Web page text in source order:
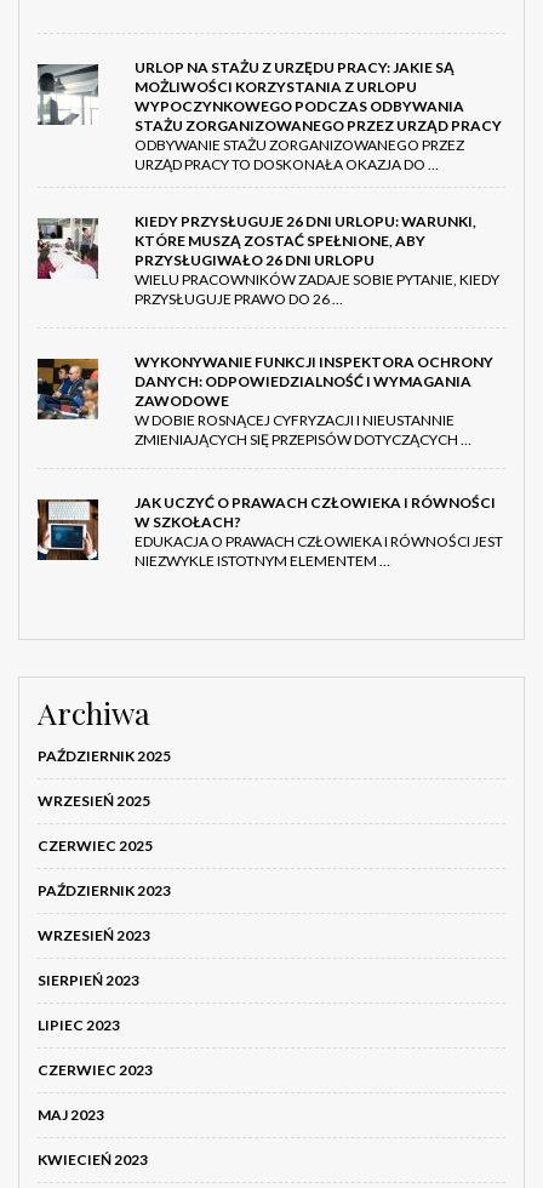
URLOP NA STAŻU Z URZĘDU PRACY: JAKIE SĄ
MOŻLIWOŚCI KORZYSTANIA Z URLOPU
WYPOCZYNKOWEGO PODCZAS ODBYWANIA
STAŻU ZORGANIZOWANEGO PRZEZ URZĄD PRACY
ODBYWANIE STAŻU ZORGANIZOWANEGO PRZEZ
URZĄD PRACY TO DOSKONAŁA OKAZJA DO …
KIEDY PRZYSŁUGUJE 26 DNI URLOPU: WARUNKI,
KTÓRE MUSZĄ ZOSTAĆ SPEŁNIONE, ABY
PRZYSŁUGIWAŁO 26 DNI URLOPU
WIELU PRACOWNIKÓW ZADAJE SOBIE PYTANIE, KIEDY
PRZYSŁUGUJE PRAWO DO 26 …
WYKONYWANIE FUNKCJI INSPEKTORA OCHRONY
DANYCH: ODPOWIEDZIALNOŚĆ I WYMAGANIA
ZAWODOWE
W DOBIE ROSNĄCEJ CYFRYZACJI I NIEUSTANNIE
ZMIENIAJĄCYCH SIĘ PRZEPISÓW DOTYCZĄCYCH …
JAK UCZYĆ O PRAWACH CZŁOWIEKA I RÓWNOŚCI
W SZKOŁACH?
EDUKACJA O PRAWACH CZŁOWIEKA I RÓWNOŚCI JEST
NIEZWYKLE ISTOTNYM ELEMENTEM …
Archiwa
PAŹDZIERNIK 2025
WRZESIEŃ 2025
CZERWIEC 2025
PAŹDZIERNIK 2023
WRZESIEŃ 2023
SIERPIEŃ 2023
LIPIEC 2023
CZERWIEC 2023
MAJ 2023
KWIECIEŃ 2023